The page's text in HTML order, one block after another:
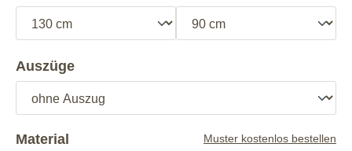
Auszüge
Material Muster kostenlos bestellen